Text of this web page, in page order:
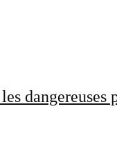
dangereuses